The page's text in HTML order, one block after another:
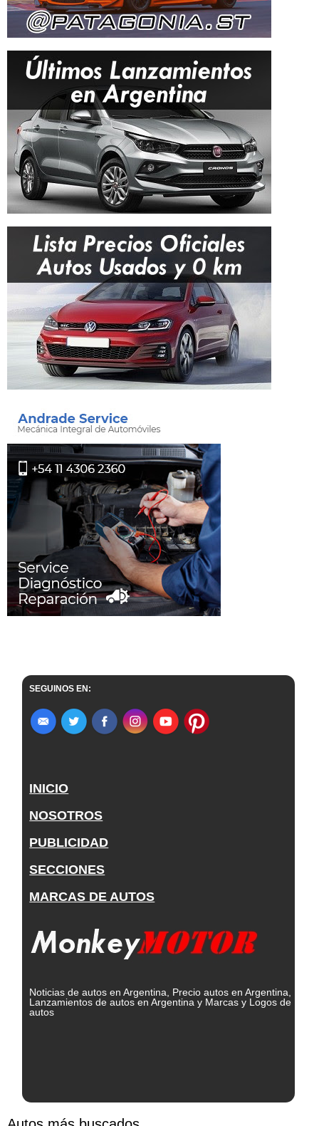
SEGUINOS EN:
INICIO
NOSOTROS
PUBLICIDAD
SECCIONES
MARCAS DE AUTOS
Noticias de autos en Argentina, Precio autos en Argentina,
Lanzamientos de autos en Argentina y Marcas y Logos de
autos